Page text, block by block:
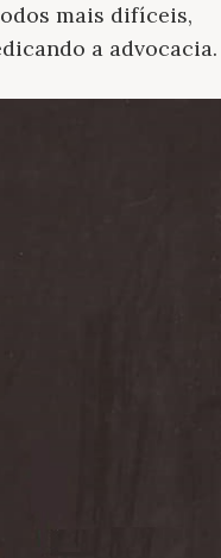
mais difíceis,
a advocacia.